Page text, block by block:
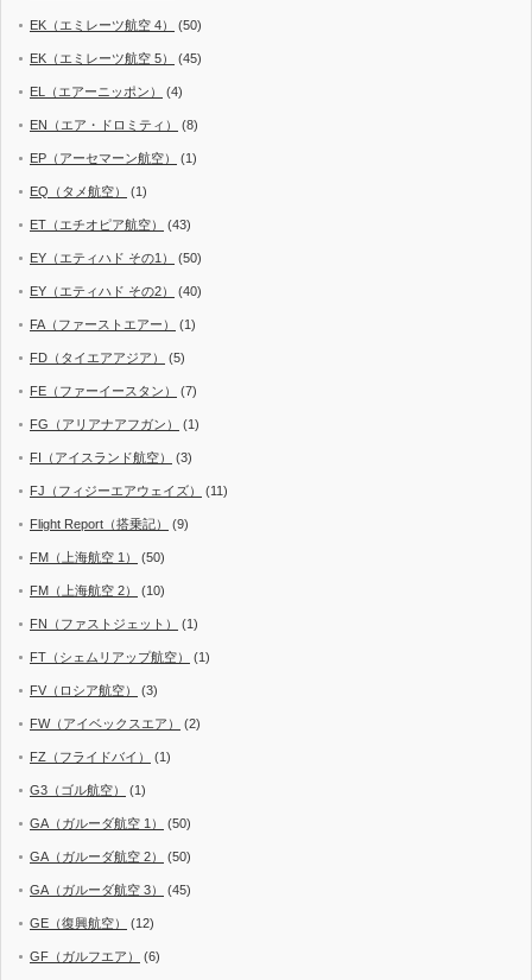
EK（エミレーツ航空 4） (50)
EK（エミレーツ航空 5） (45)
EL（エアーニッポン） (4)
EN（エア・ドロミティ） (8)
EP（アーセマーン航空） (1)
EQ（タメ航空） (1)
ET（エチオピア航空） (43)
EY（エティハド その1） (50)
EY（エティハド その2） (40)
FA（ファーストエアー） (1)
FD（タイエアアジア） (5)
FE（ファーイースタン） (7)
FG（アリアナアフガン） (1)
FI（アイスランド航空） (3)
FJ（フィジーエアウェイズ） (11)
Flight Report（搭乗記） (9)
FM（上海航空 1） (50)
FM（上海航空 2） (10)
FN（ファストジェット） (1)
FT（シェムリアップ航空） (1)
FV（ロシア航空） (3)
FW（アイベックスエア） (2)
FZ（フライドバイ） (1)
G3（ゴル航空） (1)
GA（ガルーダ航空 1） (50)
GA（ガルーダ航空 2） (50)
GA（ガルーダ航空 3） (45)
GE（復興航空） (12)
GF（ガルフエア） (6)